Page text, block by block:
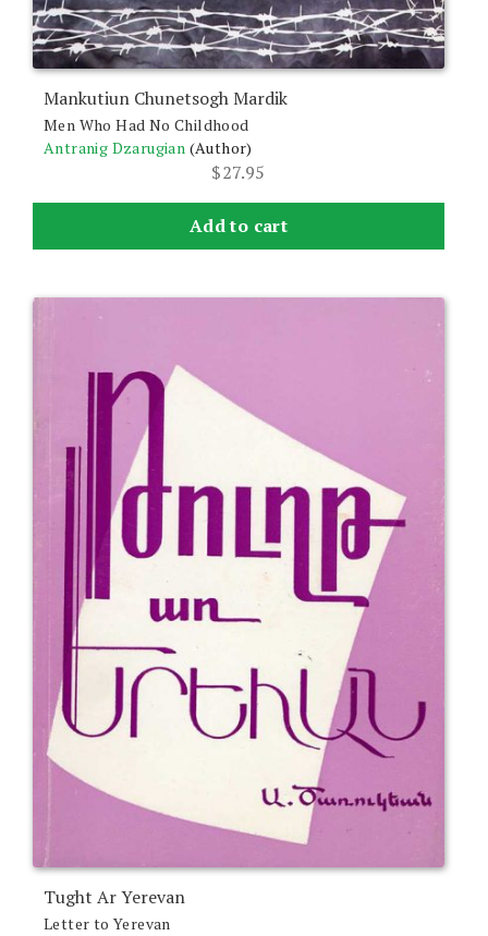
Mankutiun Chunetsogh Mardik
Men Who Had No Childhood
Antranig Dzarugian (Author)
$27.95
Add to cart
Tught Ar Yerevan
Letter to Yerevan